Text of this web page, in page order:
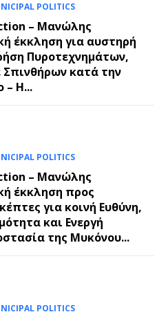
POLITICS
– Μανώλης
έκκληση για αυστηρή
Πυροτεχνημάτων,
Σπινθήρων κατά την
– Η...
POLITICS
– Μανώλης
έκκληση προς
για κοινή Ευθύνη,
και Ενεργή
της Μυκόνου...
POLITICS